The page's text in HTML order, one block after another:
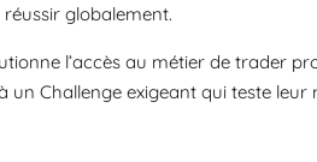
globalement.
l’accès au métier de trader
un Challenge exigeant qui teste